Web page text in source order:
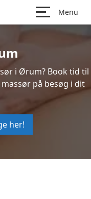
Menu
i Ørum? Book tid til
på besøg i dit
her!